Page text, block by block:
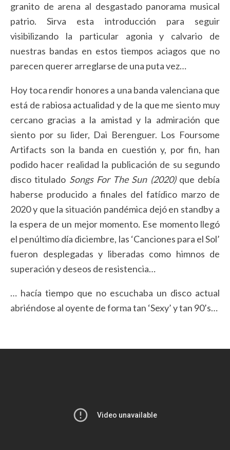
granito de arena al desgastado panorama musical
patrio. Sirva esta introducción para seguir
visibilizando la particular agonia y calvario de
nuestras bandas en estos tiempos aciagos que no
parecen querer arreglarse de una puta vez…
Hoy toca rendir honores a una banda valenciana que
está de rabiosa actualidad y de la que me siento muy
cercano gracias a la amistad y la admiración que
siento por su lider, Dai Berenguer. Los Foursome
Artifacts son la banda en cuestión y, por fin, han
podido hacer realidad la publicación de su segundo
disco titulado Songs For The Sun (2020) que debía
haberse producido a finales del fatídico marzo de
2020 y que la situación pandémica dejó en standby a
la espera de un mejor momento. Ese momento llegó
el penúltimo día diciembre, las ‘Canciones para el Sol’
fueron desplegadas y liberadas como himnos de
superación y deseos de resistencia…
… hacía tiempo que no escuchaba un disco actual
abriéndose al oyente de forma tan ‘Sexy’ y tan 90’s…